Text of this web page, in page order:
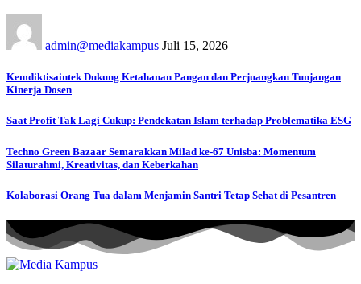
admin@mediakampus Juli 15, 2026
Kemdiktisaintek Dukung Ketahanan Pangan dan Perjuangkan Tunjangan
Kinerja Dosen
Saat Profit Tak Lagi Cukup: Pendekatan Islam terhadap Problematika ESG
Techno Green Bazaar Semarakkan Milad ke-67 Unisba: Momentum
Silaturahmi, Kreativitas, dan Keberkahan
Kolaborasi Orang Tua dalam Menjamin Santri Tetap Sehat di Pesantren